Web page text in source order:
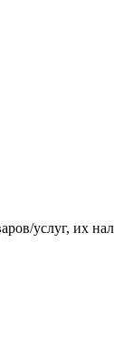
услуг, их